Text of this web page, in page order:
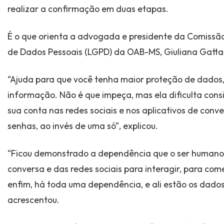
realizar a confirmação em duas etapas.
É o que orienta a advogada e presidente da
de Dados Pessoais (LGPD) da OAB-MS, Giuliana
“Ajuda para que você tenha maior proteção de
informação. Não é que impeça, mas ela dificulta
sua conta nas redes sociais e nos aplicativos de
senhas, ao invés de uma só”, explicou.
“Ficou demonstrado a dependência que o ser
conversa e das redes sociais para interagir, para
enfim, há toda uma dependência, e ali estão os
acrescentou.